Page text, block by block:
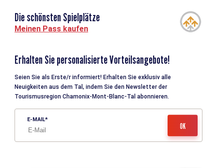
Die schönsten Spielplätze
Meinen Pass kaufen
Erhalten Sie personalisierte Vorteilsangebote!
Seien Sie als Erste/r informiert! Erhalten Sie exklusiv alle
Neuigkeiten aus dem Tal, indem Sie den Newsletter der
Tourismusregion Chamonix-Mont-Blanc-Tal abonnieren.
E-MAIL